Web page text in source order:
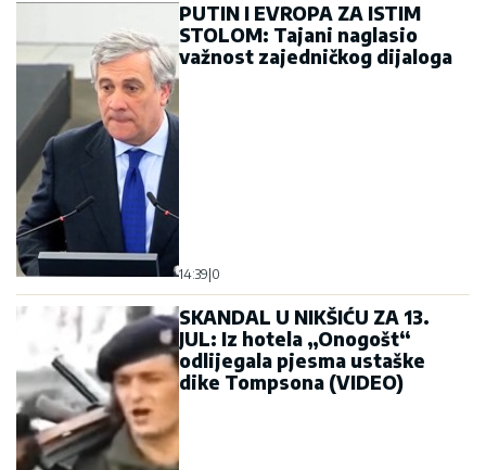
PUTIN I EVROPA ZA ISTIM
STOLOM: Tajani naglasio
važnost zajedničkog dijaloga
14:39 0
SKANDAL U NIKŠIĆU ZA 13.
JUL: Iz hotela „Onogošt“
odlijegala pjesma ustaške
dike Tompsona (VIDEO)